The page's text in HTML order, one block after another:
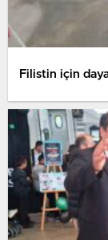
Filistin için